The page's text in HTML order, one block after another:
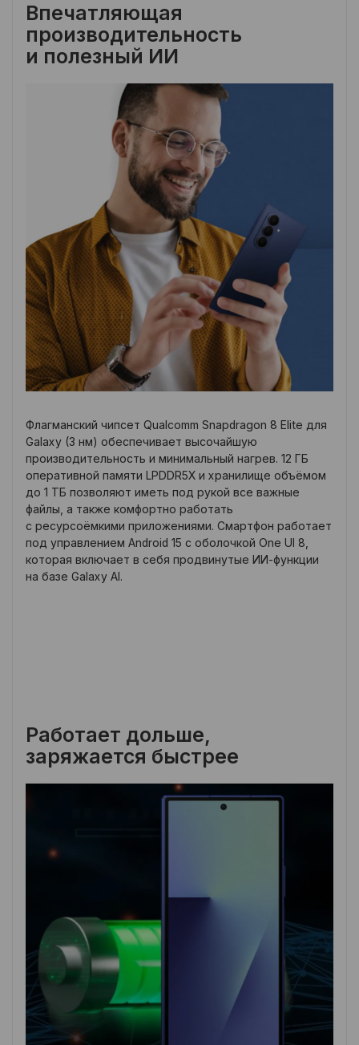
Впечатляющая
производительность
и полезный ИИ
Флагманский чипсет Qualcomm Snapdragon 8 Elite для
Galaxy (3 нм) обеспечивает высочайшую
производительность и минимальный нагрев. 12 ГБ
оперативной памяти LPDDR5X и хранилище объёмом
до 1 ТБ позволяют иметь под рукой все важные
файлы, а также комфортно работать
с ресурсоёмкими приложениями. Смартфон работает
под управлением Android 15 с оболочкой One UI 8,
которая включает в себя продвинутые ИИ-функции
на базе Galaxy AI.
Работает дольше,
заряжается быстрее